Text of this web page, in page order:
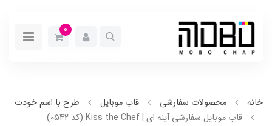
0
خانه محصولات سفارشی قاب موبایل
طرح با اسم خودت
قاب موبایل سفارشی آینه ای | Kiss the Chef (کد 0542)